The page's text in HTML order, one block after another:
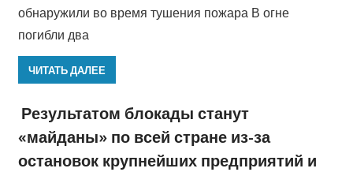
обнаружили во время тушения пожара В огне
погибли два
ЧИТАТЬ ДАЛЕЕ
Результатом блокады станут
«майданы» по всей стране из-за
остановок крупнейших предприятий и